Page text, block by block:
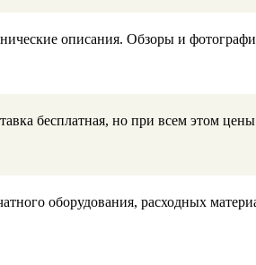
описания. Обзоры и
бесплатная, но при всем этом
оборудования, расходных